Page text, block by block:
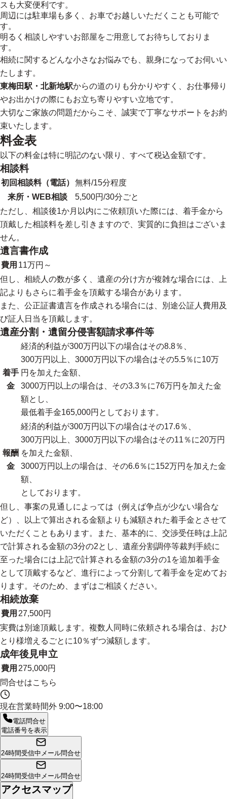
スも大変便利です。
周辺には駐車場も多く、お車でお越しいただくことも可能で
す。
明るく相談しやすいお部屋をご用意してお待ちしておりま
す。
相続に関するどんな小さなお悩みでも、親身になってお伺いい
たします。
東梅田駅・北新地駅からの道のりも分かりやすく、お仕事帰り
やお出かけの際にもお立ち寄りやすい立地です。
大切なご家族の問題だからこそ、誠実で丁寧なサポートをお約
束いたします。
料金表
以下の料金は特に明記のない限り、すべて税込金額です。
相談料
初回相談料（電話）
無料/15分程度
来所・WEB相談
5,500円/30分ごと
ただし、相談後1か月以内にご依頼頂いた際には、着手金から
頂戴した相談料を差し引きますので、実質的に負担はございま
せん。
遺言書作成
費用 11万円～
但し、相続人の数が多く、遺産の分け方が複雑な場合には、上
記よりもさらに着手金を頂戴する場合があります。
また、公正証書遺言を作成される場合には、別途公証人費用及
び証人日当を頂戴します。
遺産分割・遺留分侵害額請求事件等
着手
金
経済的利益が300万円以下の場合はその8.8％、
300万円以上、3000万円以下の場合はその5.5％に10万
円を加えた金額、
3000万円以上の場合は、その3.3％に76万円を加えた金
額とし、
最低着手金165,000円としております。
報酬
金
経済的利益が300万円以下の場合はその17.6％、
300万円以上、3000万円以下の場合はその11％に20万円
を加えた金額、
3000万円以上の場合は、その6.6％に152万円を加えた金
額、
としております。
但し、事案の見通しによっては（例えば争点が少ない場合な
ど）、以上で算出される金額よりも減額された着手金とさせて
いただくこともあります。また、基本的に、交渉受任時は上記
で計算される金額の3分の2とし、遺産分割調停等裁判手続に
至った場合には上記で計算される金額の3分の1を追加着手金
として頂戴するなど、進行によって分割して着手金を定めてお
ります。そのため、まずはご相談ください。
相続放棄
費用 27,500円
実費は別途頂戴します。複数人同時に依頼される場合は、おひ
とり様増えるごとに10％ずつ減額します。
成年後見申立
費用 275,000円
問合せはこちら
現在営業時間外 9:00〜18:00
電話問合せ
電話番号を表示
24時間受信中 メール問合せ
24時間受信中 メール問合せ
アクセスマップ